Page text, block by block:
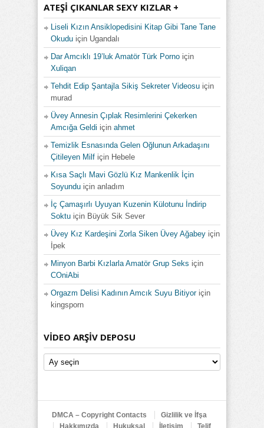
ATEŞI ÇIKANLAR SEXY KIZLAR +
Liseli Kızın Ansiklopedisini Kitap Gibi Tane Tane
Okudu için Ugandalı
Dar Amcıklı 19’luk Amatör Türk Porno için
Xuliqan
Tehdit Edip Şantajla Sikiş Sekreter Videosu için
murad
Üvey Annesin Çıplak Resimlerini Çekerken
Amcığa Geldi için ahmet
Temizlik Esnasında Gelen Oğlunun Arkadaşını
Çitileyen Milf için Hebele
Kısa Saçlı Mavi Gözlü Kız Mankenlik İçin
Soyundu için anladım
İç Çamaşırlı Uyuyan Kuzenin Külotunu İndirip
Soktu için Büyük Sik Sever
Üvey Kız Kardeşini Zorla Siken Üvey Ağabey için
İpek
Minyon Barbi Kızlarla Amatör Grup Seks için
COniAbi
Orgazm Delisi Kadının Amcık Suyu Bitiyoriçin
kingsporn
VIDEO ARŞIV DEPOSU
Video
Arşiv
DMCA – Copyright Contacts
Gizlilik ve İfşa
Hakkımızda
Hukuksal İletişim
Telif